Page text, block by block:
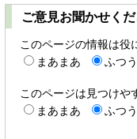
ご意見お聞かせく
このページの情報は役
まあまあ
ふつう
このページは見つけや
まあまあ
ふつう